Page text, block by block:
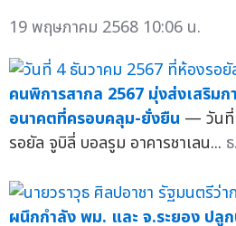
19 พฤษภาคม 2568 10:06 น.
คนพิการสากล 2567 มุ่งส่งเสริม
อนาคตที่ครอบคลุม-ยั่งยืน — วันที่
รอยัล จูบิลี่ บอลรูม อาคารชาเลน...
ผนึกกำลัง พม. และ จ.ระยอง ปลู